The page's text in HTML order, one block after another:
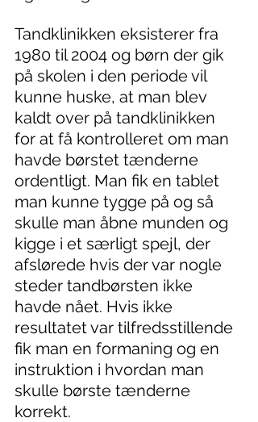
Tandklinikken eksisterer fra
1980 til 2004 og børn der gik
på skolen i den periode vil
kunne huske, at man blev
kaldt over på tandklinikken
for at få kontrolleret om man
havde børstet tænderne
ordentligt. Man fik en tablet
man kunne tygge på og så
skulle man åbne munden og
kigge i et særligt spejl, der
afslørede hvis der var nogle
steder tandbørsten ikke
havde nået. Hvis ikke
resultatet var tilfredsstillende
fik man en formaning og en
instruktion i hvordan man
skulle børste tænderne
korrekt.